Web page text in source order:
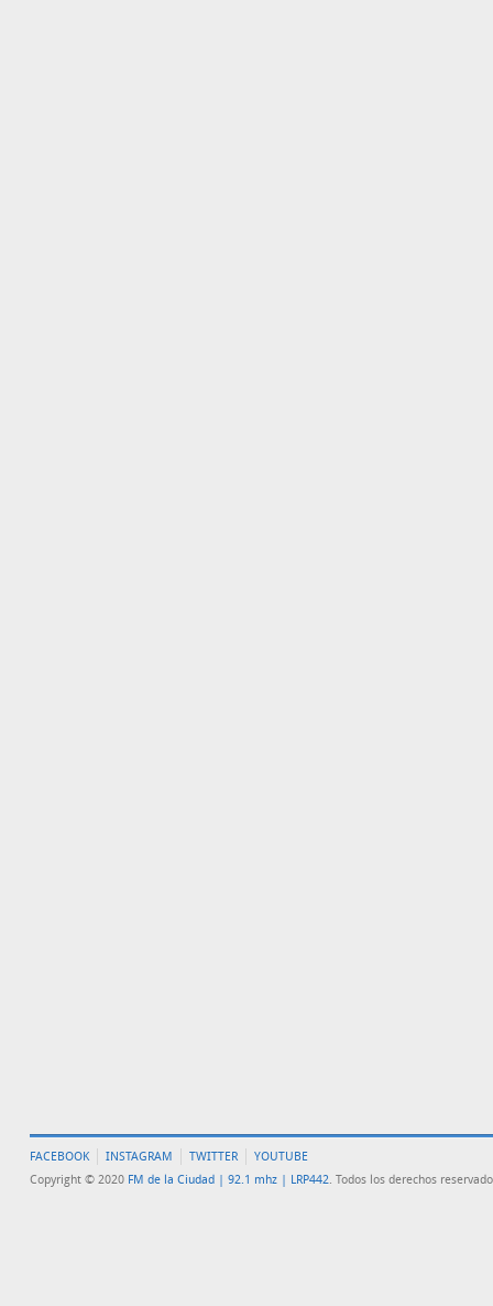
FACEBOOK INSTAGRAM TWITTER
YOUTUBE
Copyright © 2020 FM de la Ciudad | 92.1 mhz | LRP442. Todos los derechos